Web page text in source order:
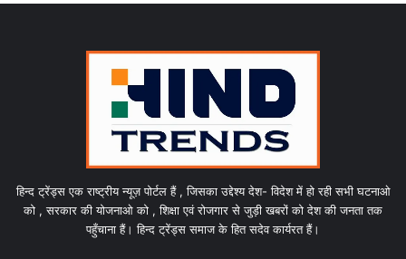
हिन्द ट्रेंड्स एक राष्ट्रीय न्यूज़ पोर्टल हैं , जिसका उद्देश्य देश- विदेश में हो रही सभी घटनाओ
को , सरकार की योजनाओ को , शिक्षा एवं रोजगार से जुड़ी खबरों को देश की जनता तक
पहुँचाना हैं। हिन्द ट्रेंड्स समाज के हित सदेव कार्यरत हैं।